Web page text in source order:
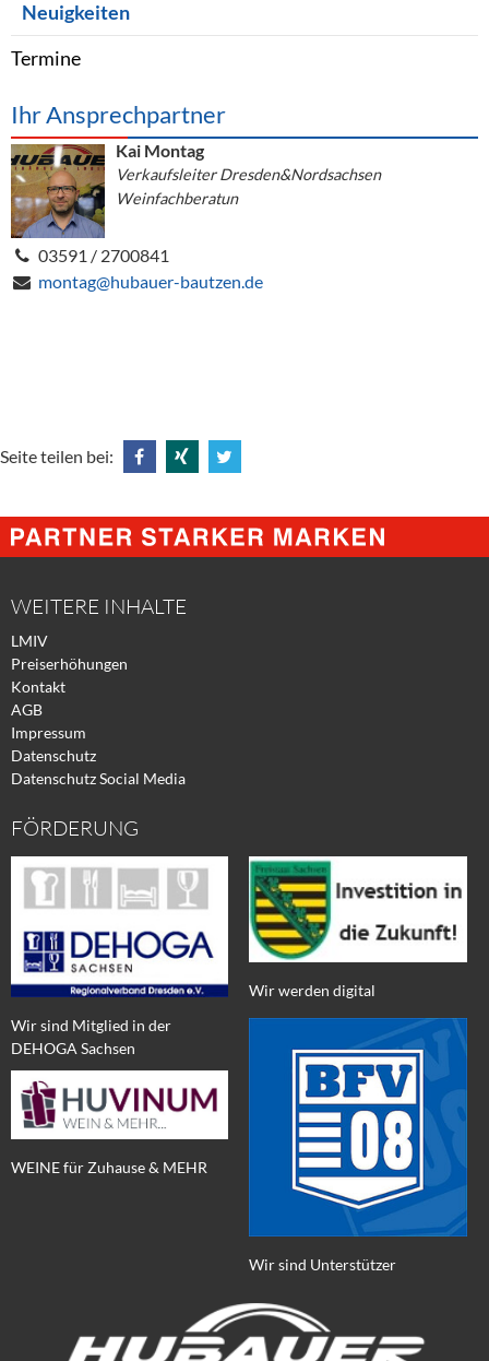
Neuigkeiten
Termine
Ihr Ansprechpartner
Kai Montag
Verkaufsleiter Dresden&Nordsachsen
Weinfachberatun
03591 / 2700841
montag@hubauer-bautzen.de
Seite teilen bei:
@
Facebook
@
Xing
@
Twitter
WEITERE INHALTE
LMIV
Preiserhöhungen
Kontakt
AGB
Impressum
Datenschutz
Datenschutz Social Media
FÖRDERUNG
Wir sind Mitglied in der
DEHOGA Sachsen
WEINE für Zuhause & MEHR
Wir werden digital
Wir sind Unterstützer